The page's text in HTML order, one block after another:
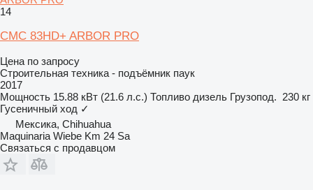
14
CMC 83HD+ ARBOR PRO
Цена по запросу
Строительная техника - подъёмник паук
2017
Мощность 15.88 кВт (21.6 л.с.) Топливо дизель Грузопод. 230 кг
Гусеничный ход ✓
Мексика, Chihuahua
Maquinaria Wiebe Km 24 Sa
Связаться с продавцом